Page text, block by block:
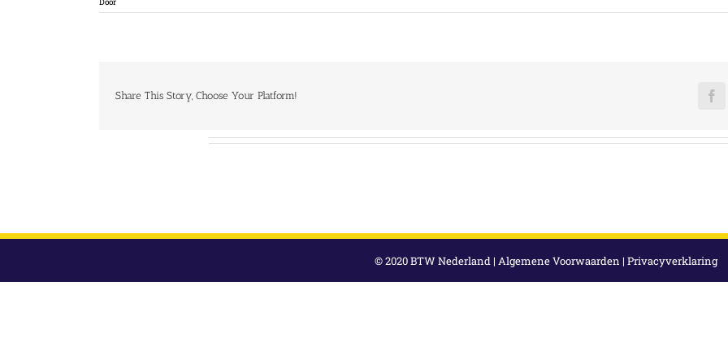
Share This Story, Choose Your Platform!
© 2020 BTW Nederland | Algemene Voorwaarden | Privacyverklaring